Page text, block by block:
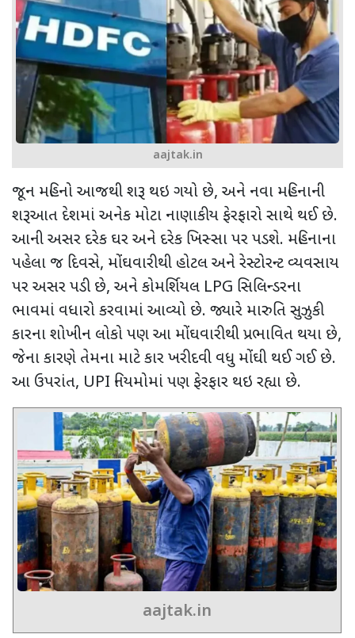
aajtak.in
જૂન મહિનો આજથી શરૂ થઇ ગયો છે, અને નવા મહિનાની
શરૂઆત દેશમાં અનેક મોટા નાણાકીય ફેરફારો સાથે થઈ છે.
આની અસર દરેક ઘર અને દરેક ખિસ્સા પર પડશે. મહિનાના
પહેલા જ દિવસે, મોંઘવારીથી હોટલ અને રેસ્ટોરન્ટ વ્યવસાય
પર અસર પડી છે, અને કોમર્શિયલ LPG સિલિન્ડરના
ભાવમાં વધારો કરવામાં આવ્યો છે. જ્યારે મારુતિ સુઝુકી
કારના શોખીન લોકો પણ આ મોંઘવારીથી પ્રભાવિત થયા છે,
જેના કારણે તેમના માટે કાર ખરીદવી વધુ મોંઘી થઈ ગઈ છે.
આ ઉપરાંત, UPI નિયમોમાં પણ ફેરફાર થઇ રહ્યા છે.
aajtak.in